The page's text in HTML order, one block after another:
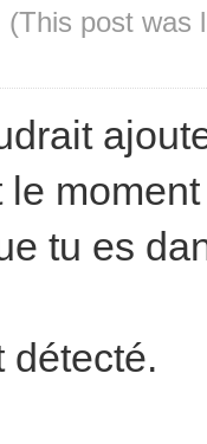
(This post was
tu es
détecté.